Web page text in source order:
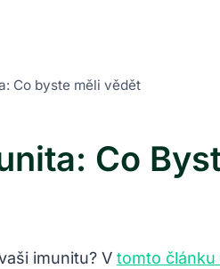
Co byste měli vědět
Co
imunitu? V tomto